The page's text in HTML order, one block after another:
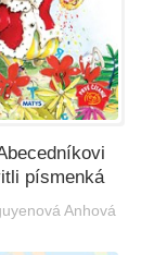
písmenká
Anhová